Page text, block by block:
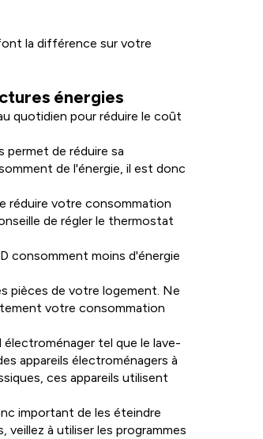
la différence sur votre
énergies
quotidien pour réduire le coût
permet de réduire sa
de l'énergie, il est donc
réduire votre consommation
de régler le thermostat
consomment moins d'énergie
pièces de votre logement. Ne
votre consommation
électroménager tel que le lave-
appareils électroménagers à
ces appareils utilisent
important de les éteindre
veillez à utiliser les programmes